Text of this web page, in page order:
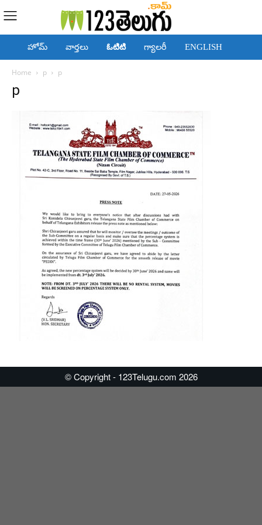
హోమ్ వార్తలు ఓటిటి గ్యాలరీ ENGLISH
Home p p
p
© Copyright - 123Telugu.com 2026